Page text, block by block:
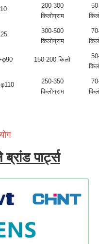
200-300
किलोग्राम
300-500
किलोग्राम
150-200 किलो
250-350
किलोग्राम
पार्ट्स